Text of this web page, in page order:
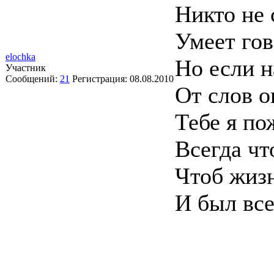
elochka
Участник
Сообщений: 21 Регистрация: 08.08.2010
Никто не
Умеет
Но если
От слов
Тебе я
Всегда
Чтоб
И был